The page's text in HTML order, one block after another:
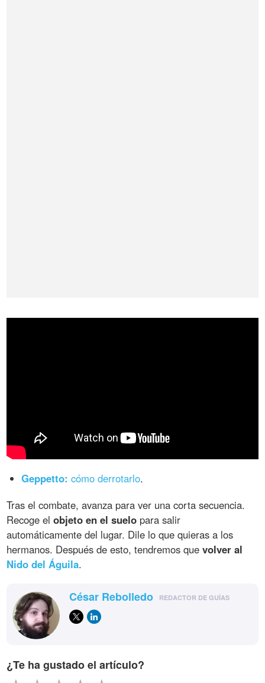
Geppetto: cómo derrotarlo.
Tras el combate, avanza para ver una corta secuencia.
Recoge elobjeto en el suelo para salir
automáticamente del lugar. Dile lo que quieras a los
hermanos. Después de esto, tendremos quevolver al
Nido del Águila.
César Rebolledo REDACTOR DE GUÍAS
¿Te ha gustado el artículo?